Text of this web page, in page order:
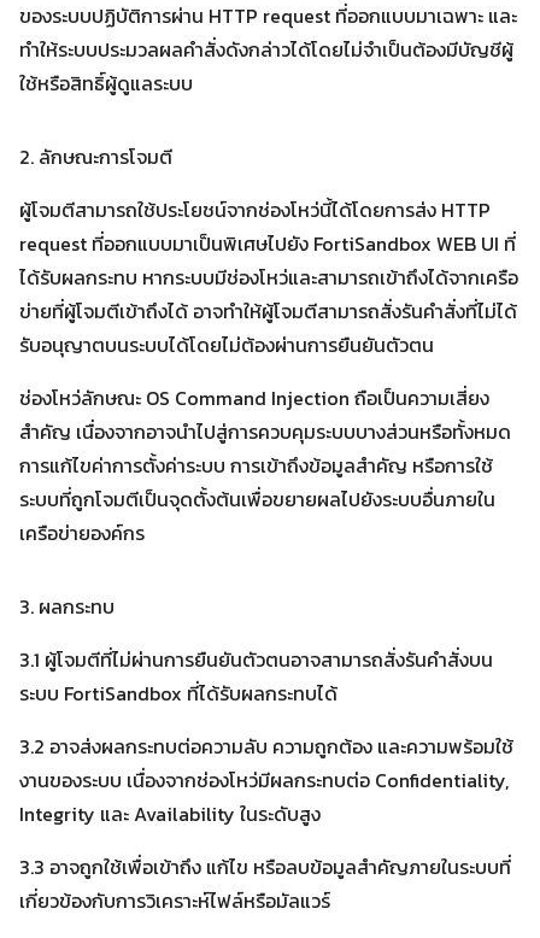
ของระบบปฏิบัติการผ่าน HTTP request ที่ออกแบบมาเฉพาะ และ
ทำให้ระบบประมวลผลคำสั่งดังกล่าวได้โดยไม่จำเป็นต้องมีบัญชีผู้
ใช้หรือสิทธิ์ผู้ดูแลระบบ
2. ลักษณะการโจมตี
ผู้โจมตีสามารถใช้ประโยชน์จากช่องโหว่นี้ได้โดยการส่ง HTTP
request ที่ออกแบบมาเป็นพิเศษไปยัง FortiSandbox WEB UI ที่
ได้รับผลกระทบ หากระบบมีช่องโหว่และสามารถเข้าถึงได้จากเครือ
ข่ายที่ผู้โจมตีเข้าถึงได้ อาจทำให้ผู้โจมตีสามารถสั่งรันคำสั่งที่ไม่ได้
รับอนุญาตบนระบบได้โดยไม่ต้องผ่านการยืนยันตัวตน
ช่องโหว่ลักษณะ OS Command Injection ถือเป็นความเสี่ยง
สำคัญ เนื่องจากอาจนำไปสู่การควบคุมระบบบางส่วนหรือทั้งหมด
การแก้ไขค่าการตั้งค่าระบบ การเข้าถึงข้อมูลสำคัญ หรือการใช้
ระบบที่ถูกโจมตีเป็นจุดตั้งต้นเพื่อขยายผลไปยังระบบอื่นภายใน
เครือข่ายองค์กร
3. ผลกระทบ
3.1 ผู้โจมตีที่ไม่ผ่านการยืนยันตัวตนอาจสามารถสั่งรันคำสั่งบน
ระบบ FortiSandbox ที่ได้รับผลกระทบได้
3.2 อาจส่งผลกระทบต่อความลับ ความถูกต้อง และความพร้อมใช้
งานของระบบ เนื่องจากช่องโหว่มีผลกระทบต่อ Confidentiality,
Integrity และ Availability ในระดับสูง
3.3 อาจถูกใช้เพื่อเข้าถึง แก้ไข หรือลบข้อมูลสำคัญภายในระบบที่
เกี่ยวข้องกับการวิเคราะห์ไฟล์หรือมัลแวร์